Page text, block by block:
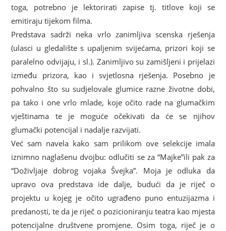
toga, potrebno je lektorirati zapise tj. titlove koji se
emitiraju tijekom filma.
Predstava sadrži neka vrlo zanimljiva scenska rješenja
(ulasci u gledalište s upaljenim svijećama, prizori koji se
paralelno odvijaju, i sl.). Zanimljivo su zamišljeni i prijelazi
između prizora, kao i svjetlosna rješenja. Posebno je
pohvalno što su sudjelovale glumice razne životne dobi,
pa tako i one vrlo mlade, koje očito rade na glumačkim
vještinama te je moguće očekivati da će se njihov
glumački potencijal i nadalje razvijati.
Već sam navela kako sam prilikom ove selekcije imala
iznimno naglašenu dvojbu: odlučiti se za “Majke”ili pak za
“Doživljaje dobrog vojaka Švejka”. Moja je odluka da
upravo ova predstava ide dalje, budući da je riječ o
projektu u kojeg je očito ugrađeno puno entuzijazma i
predanosti, te da je riječ o pozicioniranju teatra kao mjesta
potencijalne društvene promjene. Osim toga, riječ je o